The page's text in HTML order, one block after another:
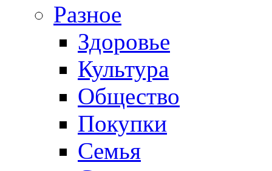
Разное
Здоровье
Культура
Общество
Покупки
Семья